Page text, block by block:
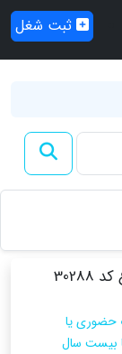
ثبت شغل
بيمه ايران نمايندگی فارغ كد 30288
حضوري يا
بيست سال